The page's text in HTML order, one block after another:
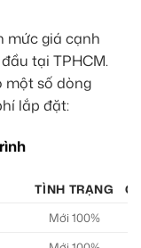
mức giá cạnh
tại TPHCM.
một số dòng
lắp đặt:
TÌNH TRẠNG
Mới 100%